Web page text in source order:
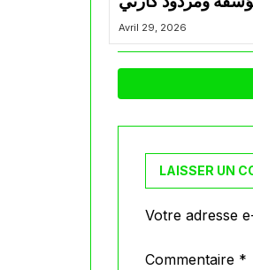
Avril 29, 2026
LAISSER UN
Votre adresse
Commentaire *